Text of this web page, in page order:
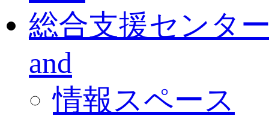
総合支援センタ
and
情報スペース